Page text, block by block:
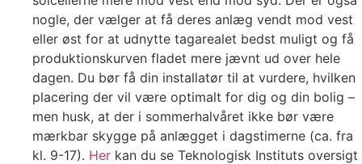
nogle, der vælger at få deres anlæg vendt mod vest
eller øst for at udnytte tagarealet bedst muligt og få
produktionskurven fladet mere jævnt ud over hele
dagen. Du bør få din installatør til at vurdere, hvilken
placering der vil være optimalt for dig og din bolig –
men husk, at der i sommerhalvåret ikke bør være
mærkbar skygge på anlægget i dagstimerne (ca. fra
kl. 9-17). Her kan du se Teknologisk Instituts oversigt